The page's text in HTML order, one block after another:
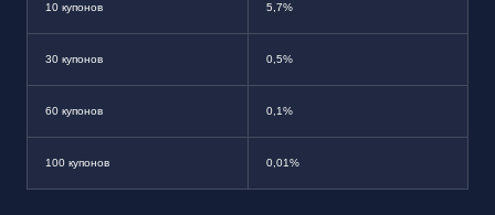
10 купонов 5,7%
30 купонов 0,5%
60 купонов 0,1%
100 купонов 0,01%